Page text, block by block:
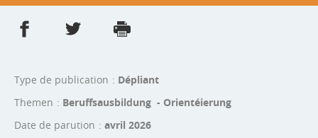
Partager sur Facebook
Partager sur Twitter
Type de publication
Dépliant
Themen
Beruffsausbildung - Orientéierung
Date de parution
avril 2026